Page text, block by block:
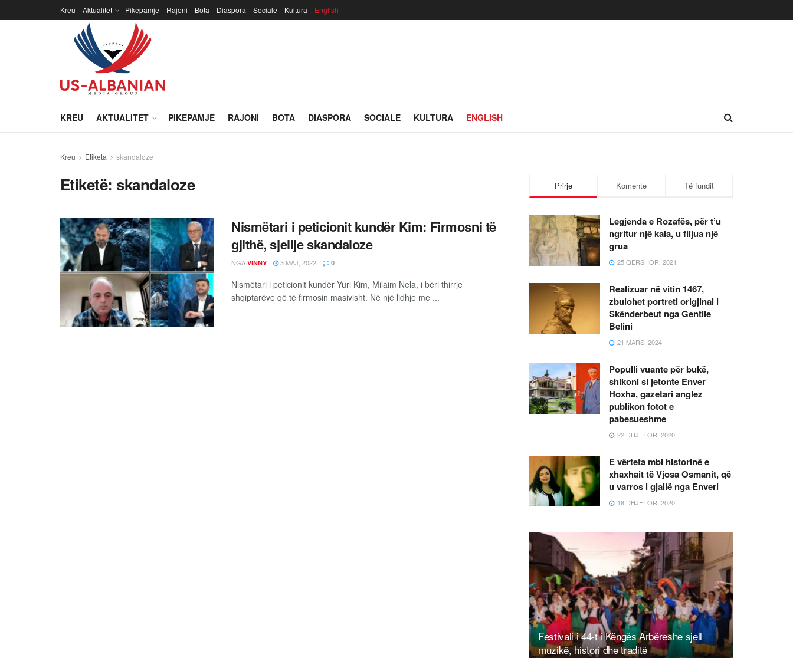
Kreu Aktualitet Pikepamje Rajoni Bota Diaspora Sociale Kultura English
KREU AKTUALITET PIKEPAMJE RAJONI BOTA DIASPORA SOCIALE KULTURA ENGLISH
Kreu Etiketa skandaloze
Etiketë: skandaloze
Nismëtari i peticionit kundër Kim: Firmosni të
gjithë, sjellje skandaloze
NGA VINNY 3 MAJ, 2022 0
Nismëtari i peticionit kundër Yuri Kim, Milaim Nela, i bëri thirrje
shqiptarëve që të firmosin masivisht. Në një lidhje me ...
Prirje Komente Të fundit
Legjenda e Rozafës, për t’u
ngritur një kala, u flijua një
grua
25 QERSHOR, 2021
Realizuar në vitin 1467,
zbulohet portreti origjinal i
Skënderbeut nga Gentile
Belini
21 MARS, 2024
Populli vuante për bukë,
shikoni si jetonte Enver
Hoxha, gazetari anglez
publikon fotot e
pabesueshme
22 DHJETOR, 2020
E vërteta mbi historinë e
xhaxhait të Vjosa Osmanit, që
u varros i gjallë nga Enveri
18 DHJETOR, 2020
Festivali i 44-t i Këngës Arbëreshe sjell
muzikë, histori dhe traditë